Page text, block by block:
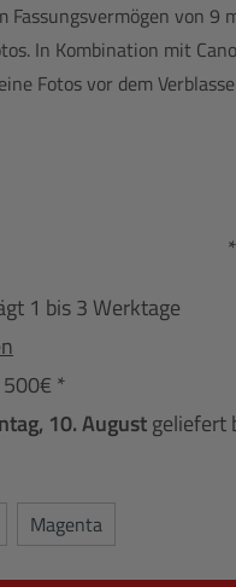
von 9
In Kombination mit
Fotos vor dem
1 bis 3 Werktage
500€ *
10. Augustgeliefert
Magenta